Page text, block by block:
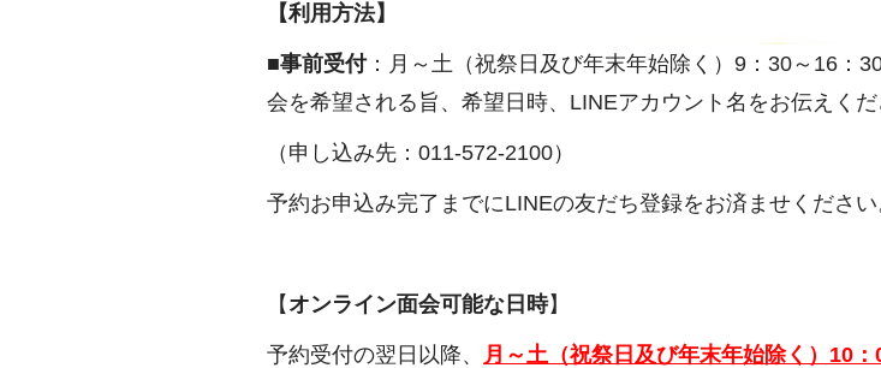
【利用方法】
■事前受付：月～土（祝祭日及び年末年始除く）9：30～16：
会を希望される旨、希望日時、LINEアカウント名をお伝えくだ
（申し込み先：011-572-2100）
予約お申込み完了までにLINEの友だち登録をお済ませください
【 オンライン面会可能な日時】
予約受付の翌日以降、 月～土（祝祭日及び年末年始除く）10